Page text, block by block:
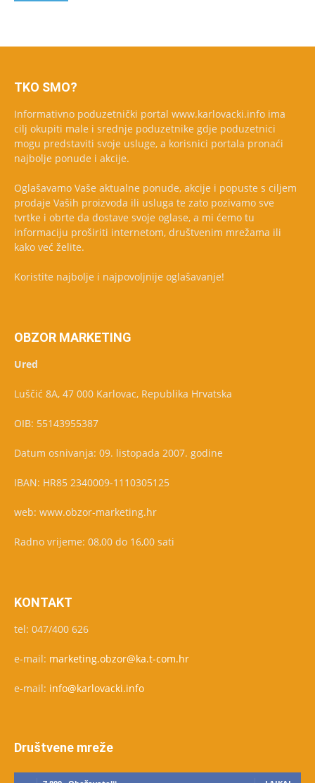
TKO SMO?
Informativno poduzetnički portal www.karlovacki.info ima
cilj okupiti male i srednje poduzetnike gdje poduzetnici
mogu predstaviti svoje usluge, a korisnici portala pronaći
najbolje ponude i akcije.
Oglašavamo Vaše aktualne ponude, akcije i popuste s ciljem
prodaje Vaših proizvoda ili usluga te zato pozivamo sve
tvrtke i obrte da dostave svoje oglase, a mi ćemo tu
informaciju proširiti internetom, društvenim mrežama ili
kako već želite.
Koristite najbolje i najpovoljnije oglašavanje!
OBZOR MARKETING
Ured
Luščić 8A, 47 000 Karlovac, Republika Hrvatska
OIB: 55143955387
Datum osnivanja: 09. listopada 2007. godine
IBAN: HR85 2340009-1110305125
web: www.obzor-marketing.hr
Radno vrijeme: 08,00 do 16,00 sati
KONTAKT
tel: 047/400 626
e-mail: marketing.obzor@ka.t-com.hr
e-mail: info@karlovacki.info
Društvene mreže